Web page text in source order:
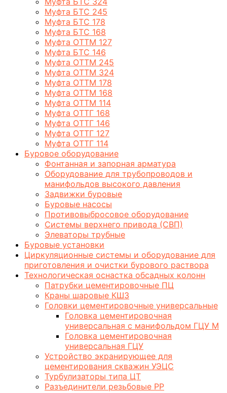
Муфта БТС 245
Муфта БТС 178
Муфта БТС 168
Муфта ОТТМ 127
Муфта БТС 146
Муфта ОТТМ 245
Муфта ОТТМ 324
Муфта ОТТМ 178
Муфта ОТТМ 168
Муфта ОТТМ 114
Муфта ОТТГ 168
Муфта ОТТГ 146
Муфта ОТТГ 127
Муфта ОТТГ 114
Буровое оборудование
Фонтанная и запорная арматура
Оборудование для трубопроводов и
манифольдов высокого давления
Задвижки буровые
Буровые насосы
Противовыбросовое оборудование
Системы верхнего привода (СВП)
Элеваторы трубные
Буровые установки
Циркуляционные системы и оборудование для
приготовления и очистки бурового раствора
Технологическая оснастка обсадных колонн
Патрубки цементировочные ПЦ
Краны шаровые КШЗ
Головки цементировочные универсальные
Головка цементировочная
универсальная с манифольдом ГЦУ М
Головка цементировочная
универсальная ГЦУ
Устройство экранирующее для
цементирования скважин УЭЦС
Турбулизаторы типа ЦТ
Разъединители резьбовые РР